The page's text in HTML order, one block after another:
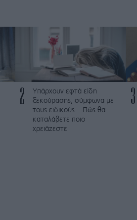
2
Υπάρχουν εφτά είδη
ξεκούρασης, σύμφωνα με
τους ειδικούς – Πώς θα
καταλάβετε ποιο
χρειάζεστε
3